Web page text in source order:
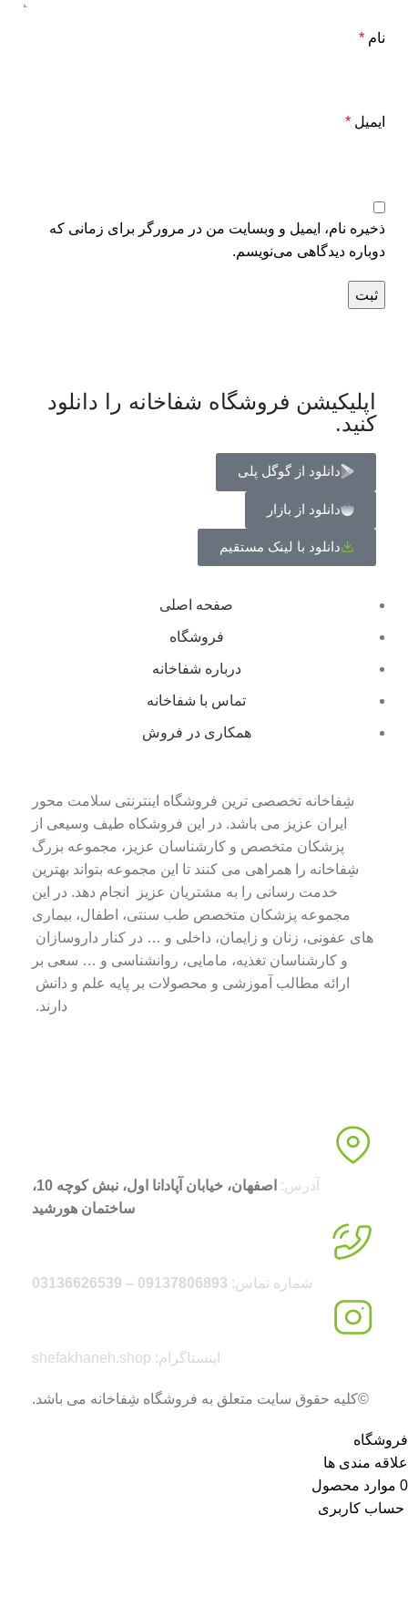
نام *
ایمیل *
ذخیره نام، ایمیل و وبسایت من در مرورگر برای زمانی که
دوباره دیدگاهی می‌نویسم.
اپلیکیشن فروشگاه شفاخانه را دانلود
کنید.
دانلود از گوگل پلی
دانلود از بازار
دانلود با لینک مستقیم
صفحه اصلی
فروشگاه
درباره شفاخانه
تماس با شفاخانه
همکاری در فروش
شِفاخانه تخصصی ترین فروشگاه اینترنتی سلامت محور
ایران عزیز می باشد. در این فروشکاه طیف وسیعی از
پزشکان متخصص و کارشناسان عزیز، مجموعه بزرگ
شِفاخانه را همراهی می کنند تا این مجموعه بتواند بهترین
خدمت رسانی را به مشتریان عزیز انجام دهد. در این
مجموعه پزشکان متخصص طب سنتی، اطفال، بیماری
های عفونی، زنان و زایمان، داخلی و … در کنار داروسازان
و کارشناسان تغذیه، مامایی، روانشناسی و … سعی بر
ارائه مطالب آموزشی و محصولات بر پایه علم و دانش
دارند.
آدرس:
اصفهان، خیابان آپادانا اول، نبش کوچه 10،
ساختمان هورشید
شماره تماس: 09137806893 – 03136626539
اینستاگرام: shefakhaneh.shop
©کلیه حقوق سایت متعلق به فروشگاه شِفاخانه می باشد.
فروشگاه
علاقه مندی ها
0 موارد محصول
حساب کاربری